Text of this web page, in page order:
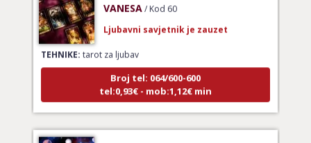
TEHNIKE:tarot za ljubav
Broj tel: 064/600-600
tel:0,93€ - mob:1,12€ min